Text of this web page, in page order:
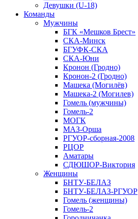
Девушки (U-18)
Команды
Мужчины
БГК «Мешков Брест»
СКА-Минск
БГУФК-СКА
СКА-Юни
Кронон (Гродно)
Кронон-2 (Гродно)
Машека (Могилёв)
Машека-2 (Могилев)
Гомель (мужчины)
Гомель-2
МОГК
МАЗ-Орша
РГУОР-сборная-2008
РЦОР
Аматары
СДЮШОР-Виктория
Женщины
БНТУ-БЕЛАЗ
БНТУ-БЕЛАЗ-РГУОР
Гомель (женщины)
Гомель-2